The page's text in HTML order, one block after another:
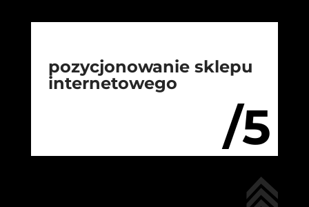
/5
pozycjonowanie sklepu
internetowego